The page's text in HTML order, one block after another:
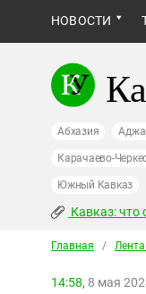
НОВОСТИ
Абхазия
Карачаево-
Южный Кавказ
Кавказ: что
Главная /
14:58, 8 мая